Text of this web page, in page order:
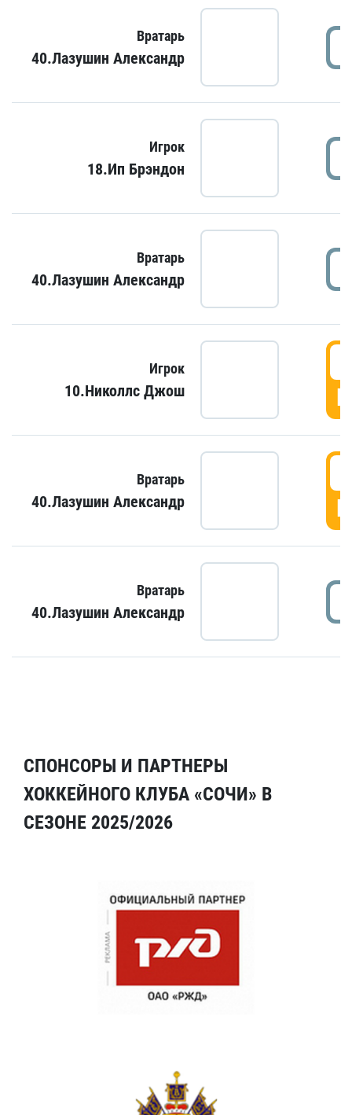
Вратарь
40.Лазушин Александр
Игрок
18.Ип Брэндон
Вратарь
40.Лазушин Александр
Игрок
10.Николлс Джош
Вратарь
40.Лазушин Александр
Вратарь
40.Лазушин Александр
СПОНСОРЫ И ПАРТНЕРЫ
ХОККЕЙНОГО КЛУБА «СОЧИ» В
СЕЗОНЕ 2025/2026